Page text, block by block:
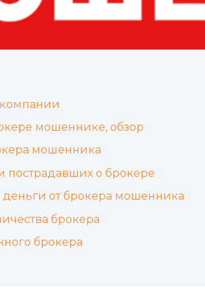
мошеннике, обзор
мошенника
пострадавших о брокере
от брокера мошенника
брокера
брокера